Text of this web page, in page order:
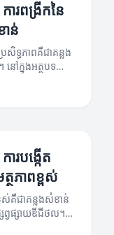
ារពង្រីកនៃ
ាន់
សិទ្ធភាពគឺជាគន្លង
ក្នុងអត្ថបទនេះ
លតដាក់ និងការ
របង្កើត
ថភាពខ្ពស់
ស់គឺជាគន្លងសំខាន់
ព្វផ្សាយឌីជីថល។
ដើម្បីបង្កើត